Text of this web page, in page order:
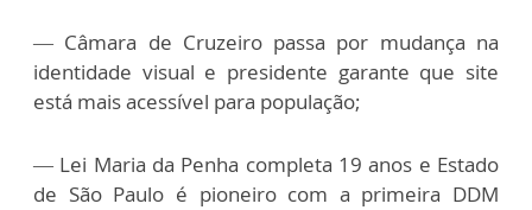
— Câmara de Cruzeiro passa por mudança na
identidade visual e presidente garante que site
está mais acessível para população;
— Lei Maria da Penha completa 19 anos e Estado
de São Paulo é pioneiro com a primeira DDM